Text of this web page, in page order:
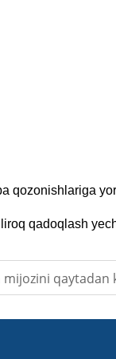
qozonishlariga
qadoqlash